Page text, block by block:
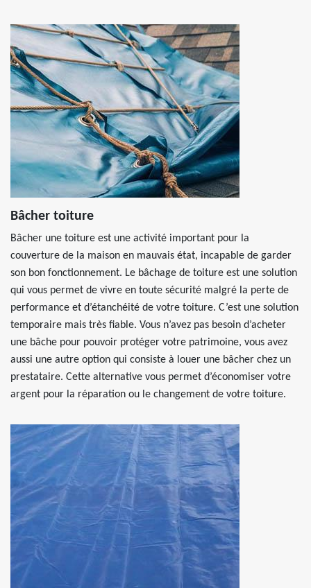
Bâcher toiture
Bâcher une toiture est une activité important pour la
couverture de la maison en mauvais état, incapable de garder
son bon fonctionnement. Le bâchage de toiture est une solution
qui vous permet de vivre en toute sécurité malgré la perte de
performance et d’étanchéité de votre toiture. C’est une solution
temporaire mais très fiable. Vous n’avez pas besoin d’acheter
une bâche pour pouvoir protéger votre patrimoine, vous avez
aussi une autre option qui consiste à louer une bâcher chez un
prestataire. Cette alternative vous permet d’économiser votre
argent pour la réparation ou le changement de votre toiture.